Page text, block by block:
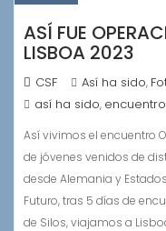
ASÍ FUE
LISBOA 2023
CSF Así ha sido,
así ha sido,
Así vivimos el encuentro
de jóvenes venidos de
desde Alemania y
Futuro, tras 5 días de
de Silos, viajamos a